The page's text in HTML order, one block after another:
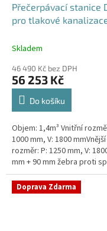
Přečerpávací stanice
pro tlakové
dvouplášťová - nádrž
Skladem
46 490 Kč bez DPH
56 253 Kč
Do košíku
Objem: 1,4m³ Vnitřní
1000 mm, V: 1800 mmVnější
rozměr: P: 1250 mm, V:
mm + 90 mm žebra proti
vodě + komínek Kvalitní a
výkonná přečerpávací
k...
Doprava Zdarma